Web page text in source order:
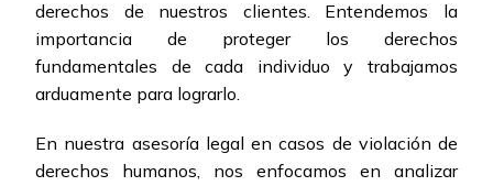
derechos de nuestros clientes. Entendemos la
importancia de proteger los derechos
fundamentales de cada individuo y trabajamos
arduamente para lograrlo.
En nuestra asesoría legal en casos de violación de
derechos humanos, nos enfocamos en analizar